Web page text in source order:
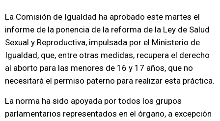
La Comisión de Igualdad ha aprobado este martes el
informe de la ponencia de la reforma de la Ley de Salud
Sexual y Reproductiva, impulsada por el Ministerio de
Igualdad, que, entre otras medidas, recupera el derecho
al aborto para las menores de 16 y 17 años, que no
necesitará el permiso paterno para realizar esta práctica.
La norma ha sido apoyada por todos los grupos
parlamentarios representados en el órgano, a excepción